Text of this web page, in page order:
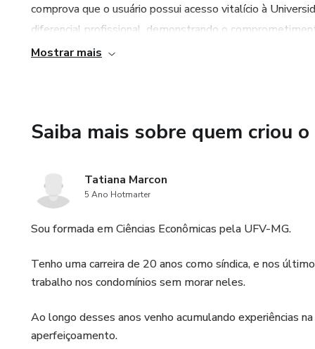
comprova que o usuário possui acesso vitalício à
diferencial profissional, demonstrando o
na área de gestão de condomínios. O certificado pode
Mostrar mais
Saiba mais sobre quem criou
Tatiana Marcon
5 Ano Hotmarter
Sou formada em Ciências Econômicas pela UFV-MG.
Tenho uma carreira de 20 anos como síndica, e nos
trabalho nos condomínios sem morar neles.
Ao longo desses anos venho acumulando experiências
aperfeiçoamento.